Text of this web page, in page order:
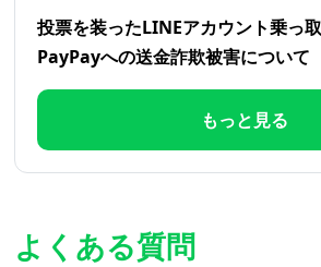
投票を装ったLINEアカウント乗っ
PayPayへの送金詐欺被害について
もっと見る
よくある質問